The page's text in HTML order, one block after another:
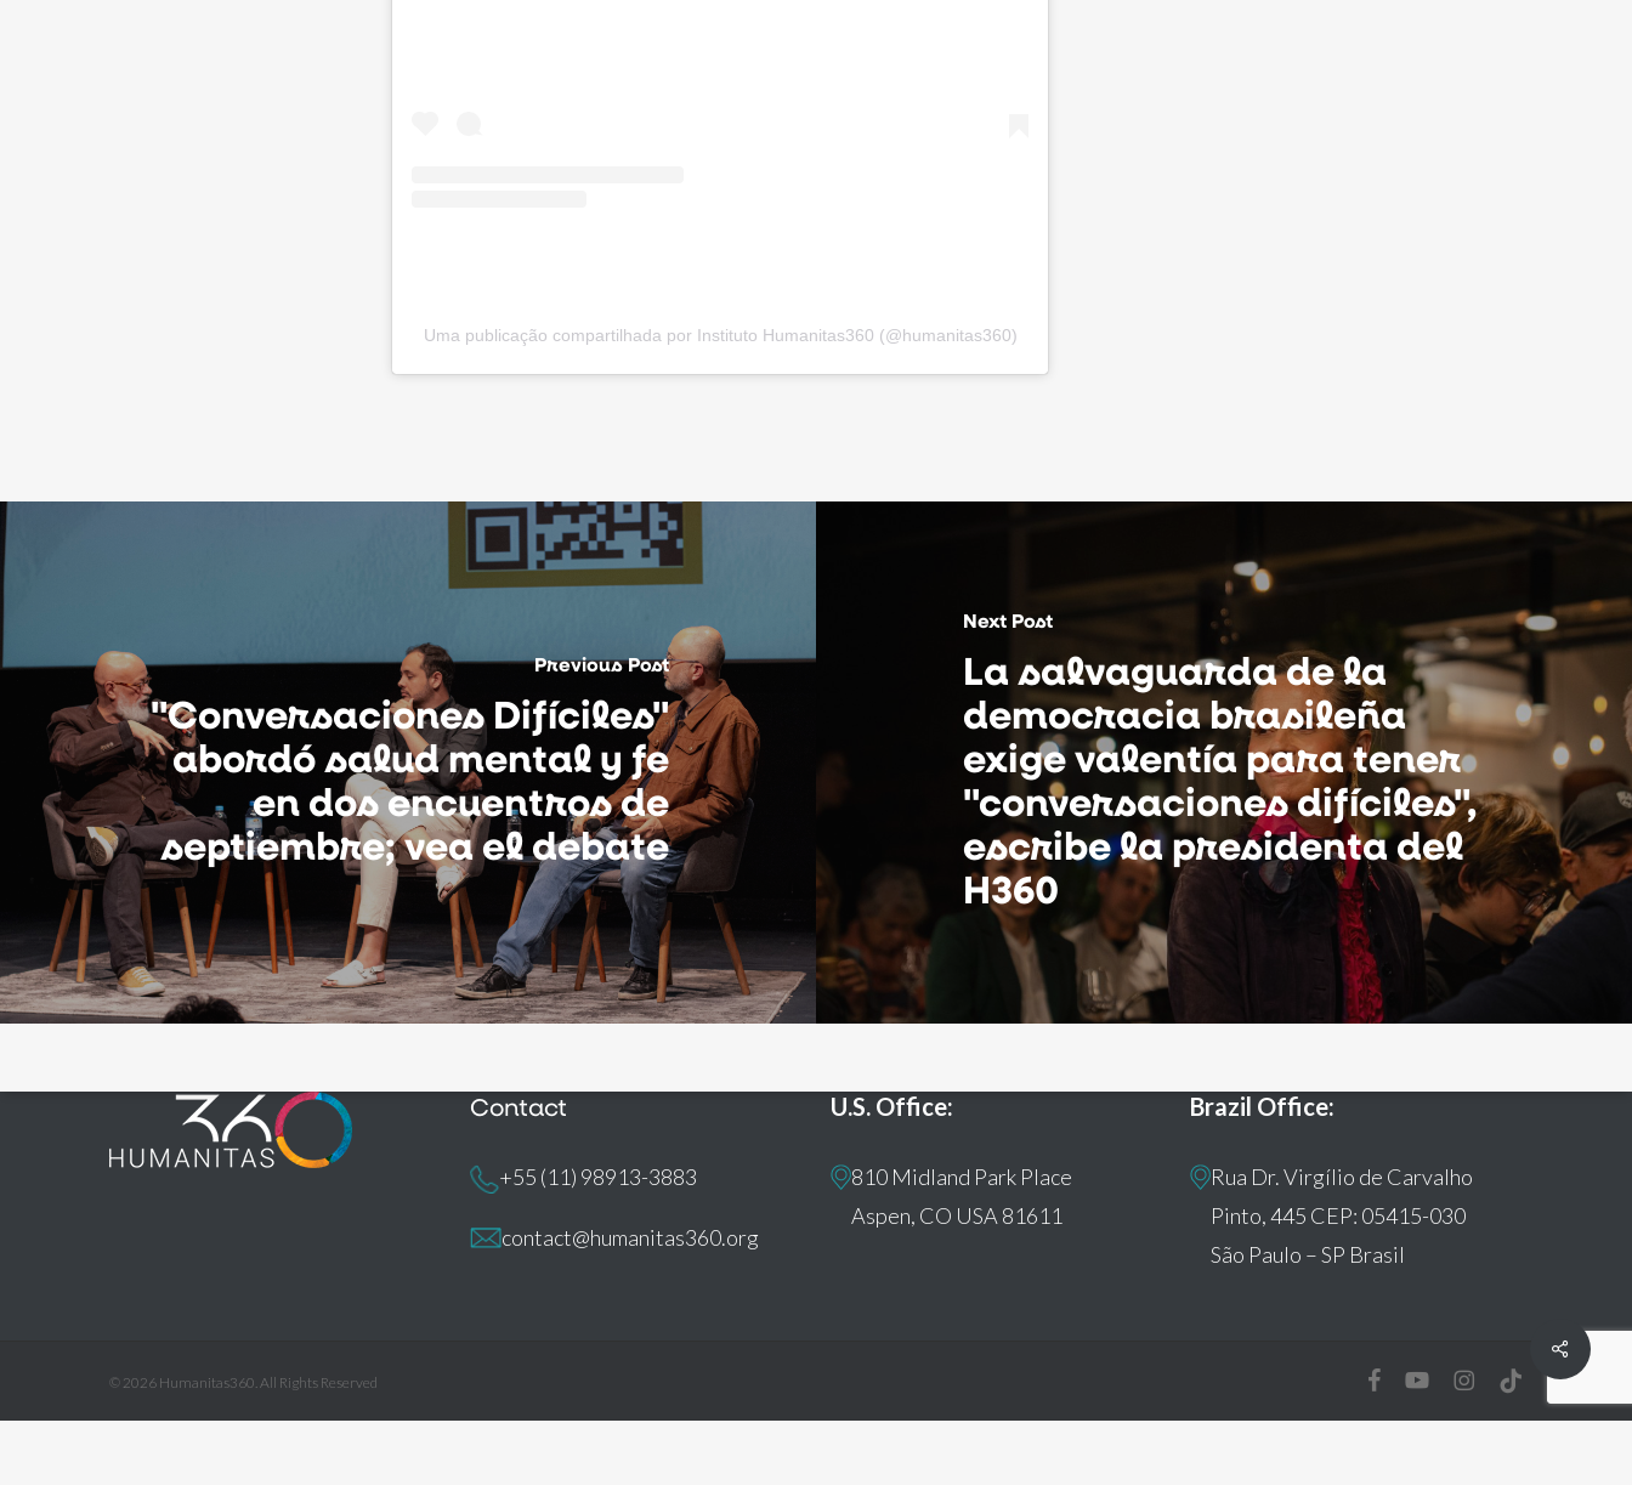
Uma publicação compartilhada por Instituto Humanitas360 (@humanitas360)
Previous Post
"Conversaciones Difíciles"
abordó salud mental y fe
en dos encuentros de
septiembre; vea el debate
Next Post
La salvaguarda de la
democracia brasileña
exige valentía para tener
"conversaciones difíciles",
escribe la presidenta del
H360
Share
Contact
+55 (11) 98913-3883
contact@humanitas360.org
U.S. Office:
810 Midland Park Place
Aspen, CO USA 81611
Brazil Office:
Rua Dr. Virgílio de Carvalho
Pinto, 445 CEP: 05415-030
São Paulo – SP Brasil
© 2026 Humanitas360. All Rights Reserved facebookyoutubeinstagram
tiktok